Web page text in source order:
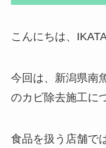
こんにちは、
今回は、新潟県南
のカビ除去施工に
食品を扱う店舗で